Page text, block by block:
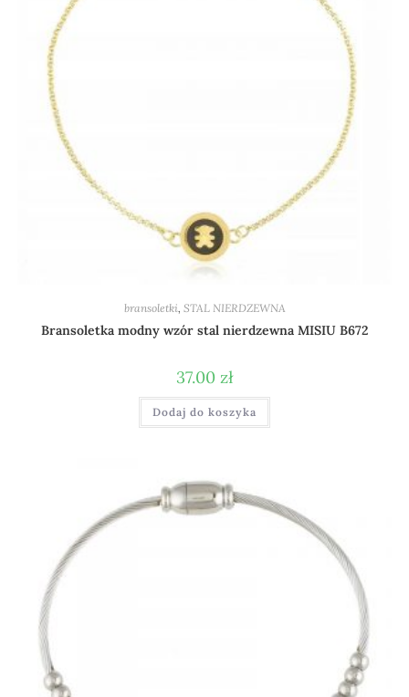
bransoletki, STAL NIERDZEWNA
Bransoletka modny wzór stal nierdzewna MISIU B672
37.00 zł
Dodaj do koszyka